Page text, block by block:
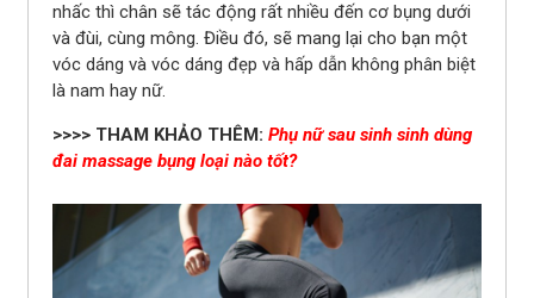
nhấc thì chân sẽ tác động rất nhiều đến cơ bụng dưới
và đùi, cùng mông. Điều đó, sẽ mang lại cho bạn một
vóc dáng và vóc dáng đẹp và hấp dẫn không phân biệt
là nam hay nữ.
>>>> THAM KHẢO THÊM: Phụ nữ sau sinh sinh dùng
đai massage bụng loại nào tốt?